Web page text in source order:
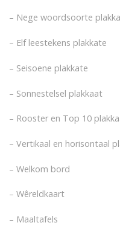
– Nege woordsoorte
– Elf leestekens plakkate
– Seisoene plakkate
– Sonnestelsel plakkaat
– Rooster en Top 10
– Vertikaal en horisontaal
– Welkom bord
– Wêreldkaart
– Maaltafels